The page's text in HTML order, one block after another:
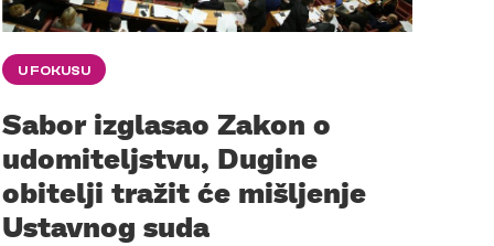
U FOKUSU
Sabor izglasao Zakon o
udomiteljstvu, Dugine
obitelji tražit će mišljenje
Ustavnog suda